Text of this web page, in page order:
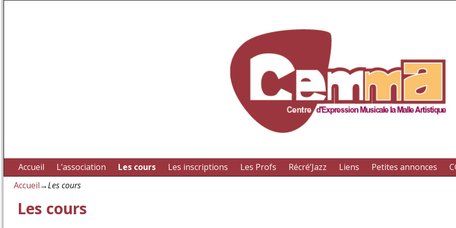
Accueil L’association Les cours Les inscriptions Les Profs Récré’Jazz Liens Petites annonces
Accueil→Les cours
Les cours